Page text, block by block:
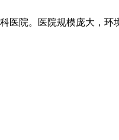
医院。医院规模庞大，